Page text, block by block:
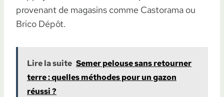
provenant de magasins comme Castorama ou
Brico Dépôt.
Lire la suite Semer pelouse sans retourner
terre : quelles méthodes pour un gazon
réussi ?